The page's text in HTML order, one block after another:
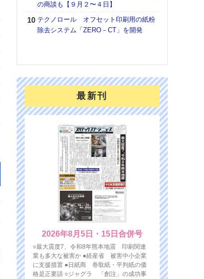
の商談も【９月２〜４日】
テクノロール オフセット印刷用の紙粉
除去システム「ZERO－CT」を開発
最新刊
2026年8月5日・15日合併号
○最大震度7、令和8年熊本地震 印刷関連
業も多大な被害か ●経産省 被害中小企業
に支援措置 ●日紙商 巻取紙・平判紙の価
格是正要請 ○ジャグラ 「創注」の成功事